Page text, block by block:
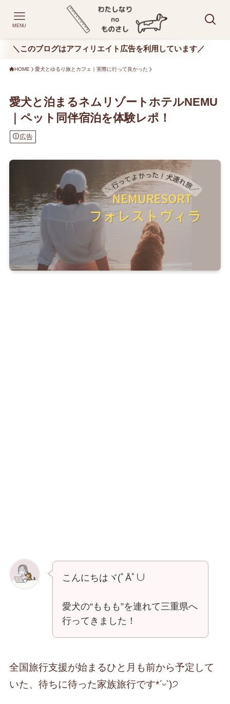
MENU
＼このブログはアフィリエイト広告を利用しています／
HOME 愛犬とゆるり旅とカフェ｜実際に行って良かった
愛犬と泊まるネムリゾートホテルNEMU
｜ペット同伴宿泊を体験レポ！
広告
こんにちはヾ(ﾟÅﾟ︎∪︎
愛犬の“ももも”を連れて三重県へ
行ってきました！
全国旅行支援が始まるひと月も前から予定して
いた、待ちに待った家族旅行です*ˊᵕˋ)੭